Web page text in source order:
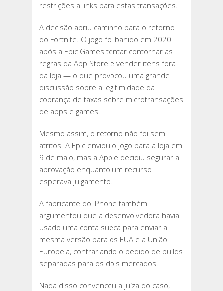
restrições a links para estas transações.
A decisão abriu caminho para o retorno
do Fortnite. O jogo foi banido em 2020
após a Epic Games tentar contornar as
regras da App Store e vender itens fora
da loja — o que provocou uma grande
discussão sobre a legitimidade da
cobrança de taxas sobre microtransações
de apps e games.
Mesmo assim, o retorno não foi sem
atritos. A Epic enviou o jogo para a loja em
9 de maio, mas a Apple decidiu segurar a
aprovação enquanto um recurso
esperava julgamento.
A fabricante do iPhone também
argumentou que a desenvolvedora havia
usado uma conta sueca para enviar a
mesma versão para os EUA e a União
Europeia, contrariando o pedido de builds
separadas para os dois mercados.
Nada disso convenceu a juíza do caso,